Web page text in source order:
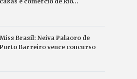
Miss Brasil: Neiva Palaoro de
Porto Barreiro vence concurso